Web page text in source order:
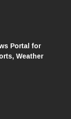
Portal for
Weather